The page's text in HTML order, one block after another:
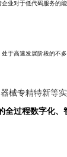
对于低代码服务
于高速发展阶段的不
械专精特新等
过程数字化